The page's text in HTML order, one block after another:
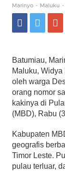
Marinyo - Maluku -
Batumiau,
Maluku,
oleh warga
orang nomor
kakinya di
(MBD), Rabu
Kabupaten
geografis
Timor Leste.
pulau terluar,